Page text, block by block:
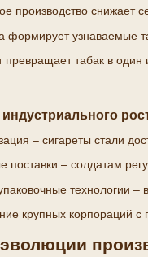
производство снижает
формирует узнаваемые
превращает табак в один
– сигареты стали
поставки – солдатам
технологии –
крупных корпораций с